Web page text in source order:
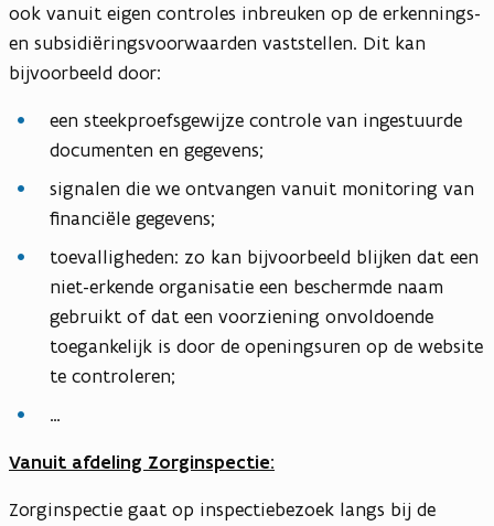
ook vanuit eigen controles inbreuken op de erkennings-
en subsidiëringsvoorwaarden vaststellen. Dit kan
bijvoorbeeld door:
een steekproefsgewijze controle van ingestuurde
documenten en gegevens;
signalen die we ontvangen vanuit monitoring van
financiële gegevens;
toevalligheden: zo kan bijvoorbeeld blijken dat een
niet-erkende organisatie een beschermde naam
gebruikt of dat een voorziening onvoldoende
toegankelijk is door de openingsuren op de website
te controleren;
…
Vanuit afdeling Zorginspectie:
Zorginspectie gaat op inspectiebezoek langs bij de